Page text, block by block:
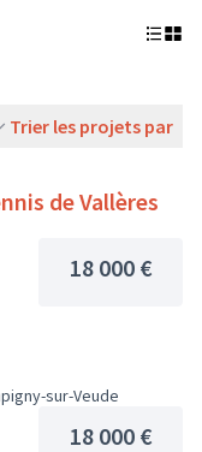
Trier les projets par
de Vallères
18 000 €
sur-Veude
18 000 €